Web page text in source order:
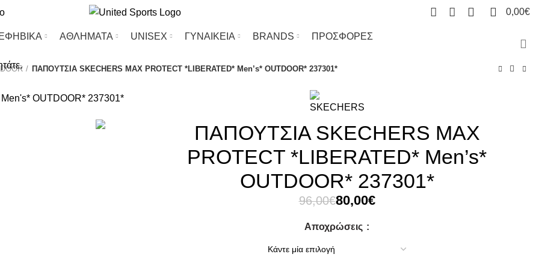
0,00€
ΑΘΛΗΜΑΤΑ UΝΙSΕΧ ΓΥΝΑΙΚΕΙΑ BRANDS ΠΡΟΣΦΟΡΕΣ
ΠΑΠΟΥΤΣΙΑ SKECHERS MAX PROTECT *LIBERATED* Men’s* OUTDOOR* 237301*
ΠΑΠΟΥΤΣΙΑ SKECHERS MAX
PROTECT *LIBERATED* Men’s*
OUTDOOR* 237301*
96,00€Original
was:
80,00€Η
είναι:
Αποχρώσεις